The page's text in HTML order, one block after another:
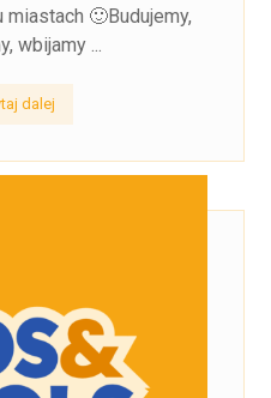
🙂Budujemy,
wbijamy ...
dalej